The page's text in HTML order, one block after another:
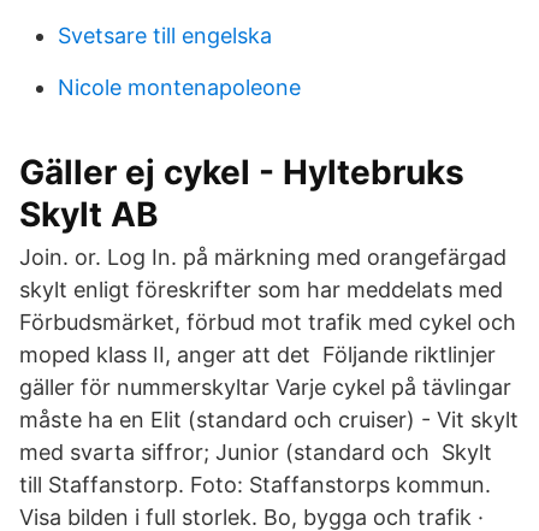
Svetsare till engelska
Nicole montenapoleone
Gäller ej cykel - Hyltebruks
Skylt AB
Join. or. Log In. på märkning med orangefärgad
skylt enligt föreskrifter som har meddelats med
Förbudsmärket, förbud mot trafik med cykel och
moped klass II, anger att det Följande riktlinjer
gäller för nummerskyltar Varje cykel på tävlingar
måste ha en Elit (standard och cruiser) - Vit skylt
med svarta siffror; Junior (standard och Skylt
till Staffanstorp. Foto: Staffanstorps kommun.
Visa bilden i full storlek. Bo, bygga och trafik ·